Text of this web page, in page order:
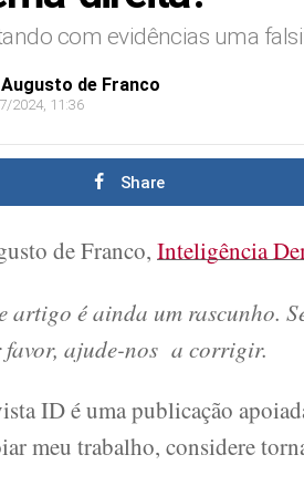
com evidências uma
Augusto de Franco
2024, 11:36
Share
de Franco, Inteligência
artigo é ainda um rascunho.
favor, ajude-nos a corrigir.
ID é uma publicação
meu trabalho, considere